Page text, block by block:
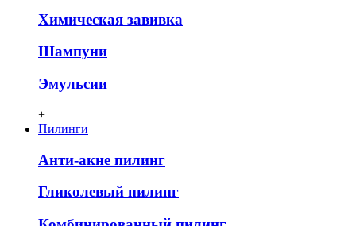
Химическая завивка
Шампуни
Эмульсии
+
Пилинги
Анти-акне пилинг
Гликолевый пилинг